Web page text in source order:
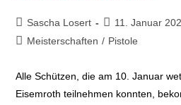
Sascha Losert
11. Januar
Meisterschaften / Pistole
Alle Schützen, die am 10. Januar
Eisemroth teilnehmen konnten,